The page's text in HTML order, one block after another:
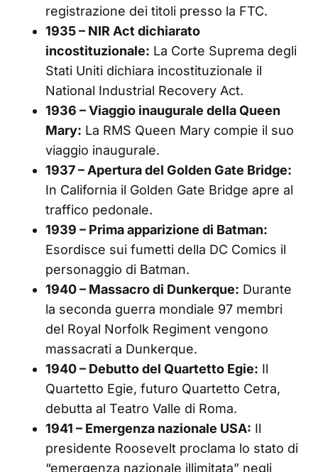
registrazione dei titoli presso la FTC.
1935 – NIR Act dichiarato
incostituzionale: La Corte Suprema degli
Stati Uniti dichiara incostituzionale il
National Industrial Recovery Act.
1936 – Viaggio inaugurale della Queen
Mary: La RMS Queen Mary compie il suo
viaggio inaugurale.
1937 – Apertura del Golden Gate Bridge:
In California il Golden Gate Bridge apre al
traffico pedonale.
1939 – Prima apparizione di Batman:
Esordisce sui fumetti della DC Comics il
personaggio di Batman.
1940 – Massacro di Dunkerque: Durante
la seconda guerra mondiale 97 membri
del Royal Norfolk Regiment vengono
massacrati a Dunkerque.
1940 – Debutto del Quartetto Egie: Il
Quartetto Egie, futuro Quartetto Cetra,
debutta al Teatro Valle di Roma.
1941 – Emergenza nazionale USA: Il
presidente Roosevelt proclama lo stato di
“emergenza nazionale illimitata” negli